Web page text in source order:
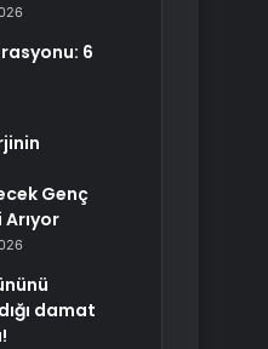
6
Genç
damat